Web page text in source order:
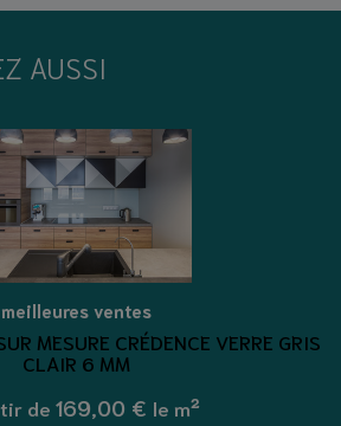
AUSSI
meilleures ventes
MESURE CRÉDENCE VERRE GRIS
CLAIR 6 MM
de 169,00 € le m²